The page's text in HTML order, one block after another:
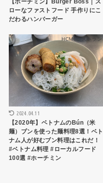
【ホーチミン】Burger Boss｜ス
ローなファストフード 手作りにこ
だわるハンバーガー
HCMCレストラン
2024.04.11
【2020年】ベトナムのBún（米
麺）ブンを使った麺料理8選！ベト
ナム人が好むブン料理はこれだ！
#ベトナム料理 #ローカルフード
100選 #ホーチミン